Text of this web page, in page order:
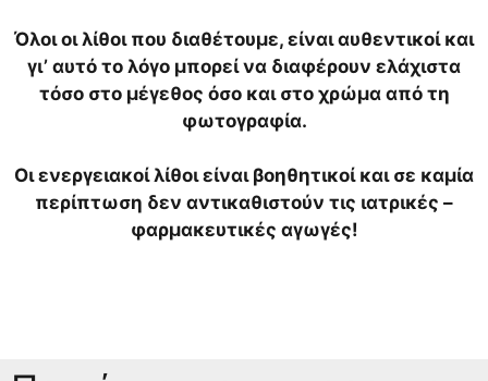
Όλοι οι λίθοι που διαθέτουμε, είναι αυθεντικοί και
γι’ αυτό το λόγο μπορεί να διαφέρουν ελάχιστα
τόσο στο μέγεθος όσο και στο χρώμα από τη
φωτογραφία.
Οι ενεργειακοί λίθοι είναι βοηθητικοί και σε καμία
περίπτωση δεν αντικαθιστούν τις ιατρικές –
φαρμακευτικές αγωγές!